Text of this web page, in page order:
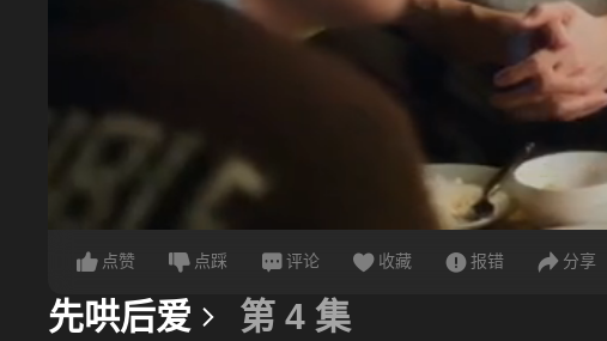
点赞 点踩 评论 收藏 报错 分享
先哄后爱 更多信息第 4 集